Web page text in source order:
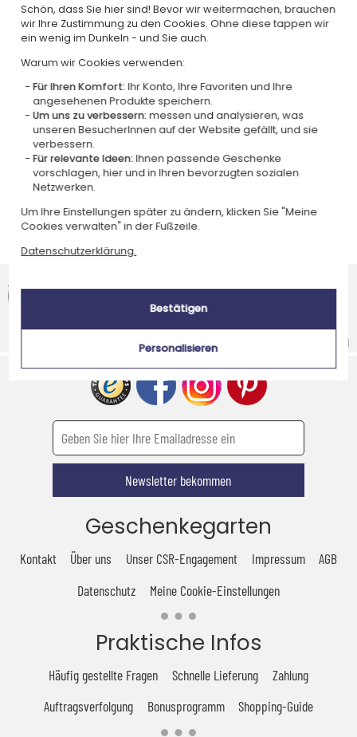
Personalisiertes Türschild aus
23,90 €
(2 806 Kundenbewertungen)
Schnelle Lieferung
Sichere SSL-Verbindung
Newsletter bekommen
Geschenkegarten
Kontakt Über uns Unser CSR-Engagement Impressum
AGB
Datenschutz
Meine Cookie-Einstellungen
Praktische Infos
Häufig gestellte Fragen Schnelle Lieferung
Zahlung
Auftragsverfolgung
Bonusprogramm Shopping-Guide
Schön, dass Sie hier sind! Bevor wir weitermachen, brauchen
wir Ihre Zustimmung zu den Cookies. Ohne diese tappen wir
ein wenig im Dunkeln - und Sie auch.
Warum wir Cookies verwenden:
Für Ihren Komfort:Ihr Konto, Ihre Favoriten und Ihre
angesehenen Produkte speichern.
Um uns zu verbessern:messen und analysieren, was
unseren BesucherInnen auf der Website gefällt, und sie
verbessern.
Für relevante Ideen:Ihnen passende Geschenke
vorschlagen, hier und in Ihren bevorzugten sozialen
Netzwerken.
Um Ihre Einstellungen später zu ändern, klicken Sie "Meine
Cookies verwalten" in der Fußzeile.
Datenschutzerklärung.
Bestätigen
Personalisieren